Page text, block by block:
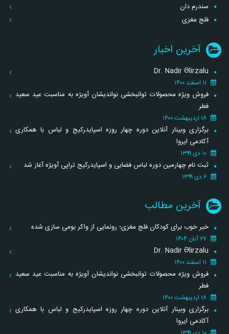
سندرم دان
فلج مغزی
آخرین اخبار
Dr. Nadir Əlirzalu
فروش ویژه محصولات توانبخشی نواندیشان آویژه به مناسبت عید سعید
فطر
برگزاری وبینار آنلاین دوره چهار روزه اسپایدرکیج و لباس با همکاری
آکادمی ایروا
ثبت نام چهارمین دوره لباس فضایی و اسپایدرکیج تراپی آویژه آغاز شد
آخرین مطالب
خبر خوب برای کودکان فلج مغزی؛ رونمایی از واکر بومی سازی شده
Dr. Nadir Əlirzalu
فروش ویژه محصولات توانبخشی نواندیشان آویژه به مناسبت عید سعید
فطر
برگزاری وبینار آنلاین دوره چهار روزه اسپایدرکیج و لباس با همکاری
آکادمی ایروا